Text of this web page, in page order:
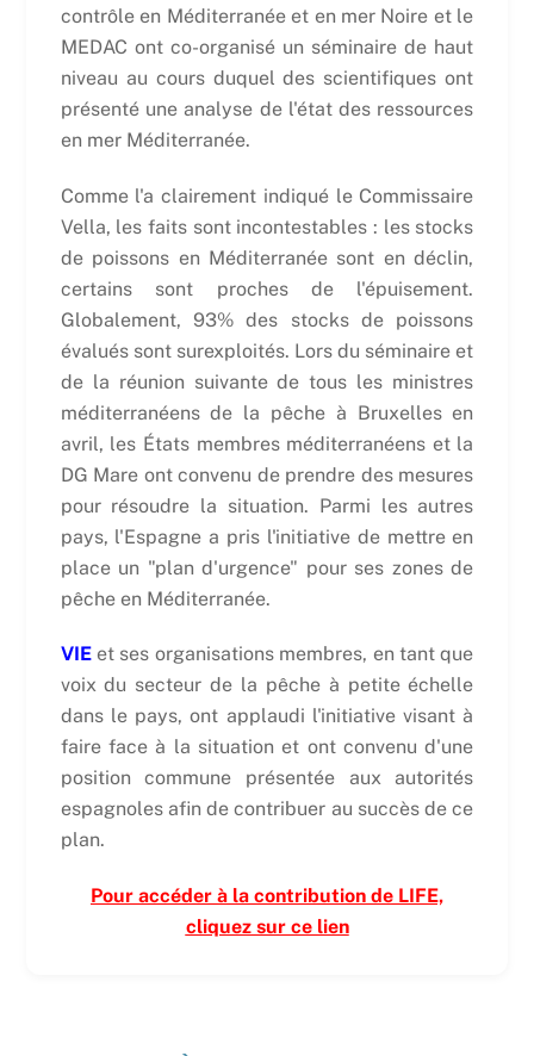
contrôle en Méditerranée et en mer Noire et le
MEDAC ont co-organisé un séminaire de haut
niveau au cours duquel des scientifiques ont
présenté une analyse de l'état des ressources
en mer Méditerranée.
Comme l'a clairement indiqué le Commissaire
Vella, les faits sont incontestables : les stocks
de poissons en Méditerranée sont en déclin,
certains sont proches de l'épuisement.
Globalement, 93% des stocks de poissons
évalués sont surexploités. Lors du séminaire et
de la réunion suivante de tous les ministres
méditerranéens de la pêche à Bruxelles en
avril, les États membres méditerranéens et la
DG Mare ont convenu de prendre des mesures
pour résoudre la situation. Parmi les autres
pays, l'Espagne a pris l'initiative de mettre en
place un "plan d'urgence" pour ses zones de
pêche en Méditerranée.
VIEet ses organisations membres, en tant que
voix du secteur de la pêche à petite échelle
dans le pays, ont applaudi l'initiative visant à
faire face à la situation et ont convenu d'une
position commune présentée aux autorités
espagnoles afin de contribuer au succès de ce
plan.
Pour accéder à la contribution de LIFE,
cliquez sur ce lien